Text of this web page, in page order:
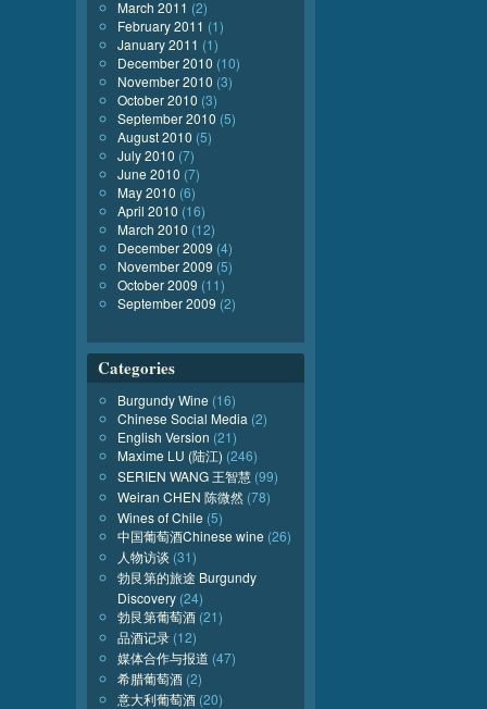
March 2011 (2)
February 2011 (1)
January 2011 (1)
December 2010 (10)
November 2010 (3)
October 2010 (3)
September 2010 (5)
August 2010 (5)
July 2010 (7)
June 2010 (7)
May 2010 (6)
April 2010 (16)
March 2010 (12)
December 2009 (4)
November 2009 (5)
October 2009 (11)
September 2009 (2)
Categories
Burgundy Wine (16)
Chinese Social Media (2)
English Version (21)
Maxime LU (陆江) (246)
SERIEN WANG 王智慧 (99)
Weiran CHEN 陈微然 (78)
Wines of Chile (5)
中国葡萄酒Chinese wine (26)
人物访谈 (31)
勃艮第的旅途 Burgundy
Discovery (24)
勃艮第葡萄酒 (21)
品酒记录 (12)
媒体合作与报道 (47)
希腊葡萄酒 (2)
意大利葡萄酒 (20)